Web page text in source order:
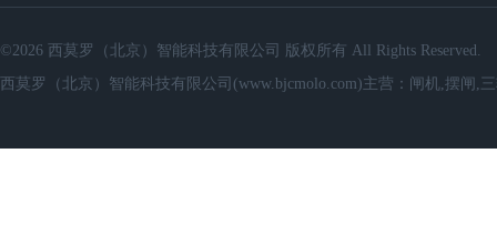
©2026 西莫罗（北京）智能科技有限公司 版权所有 All Rights Reserved.
西莫罗（北京）智能科技有限公司(www.bjcmolo.com)主营：闸机,摆闸,